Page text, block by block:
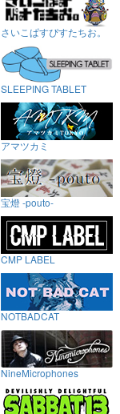
さいこぱすぴすたちお。
SLEEPING TABLET
アマツカミ
宝燈 -pouto-
CMP LABEL
NOTBADCAT
NineMicrophones